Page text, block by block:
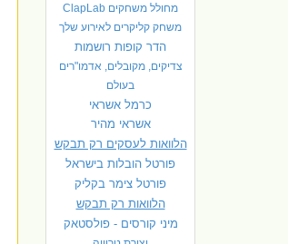
מחולל משחקים ClapLab
משחק קליקרים לאירוע שלך
הדר קופות רושמות
צדיקים, מקובלים, אדמו"רים
בעולם
כרמל אשראי
אשראי מהיר
הלוואות לעסקים רק תבקש
פורטל הובלות בישראל
פורטל צימר בקליק
הלוואות רק תבקש
מיני קורסים - פולסטאק